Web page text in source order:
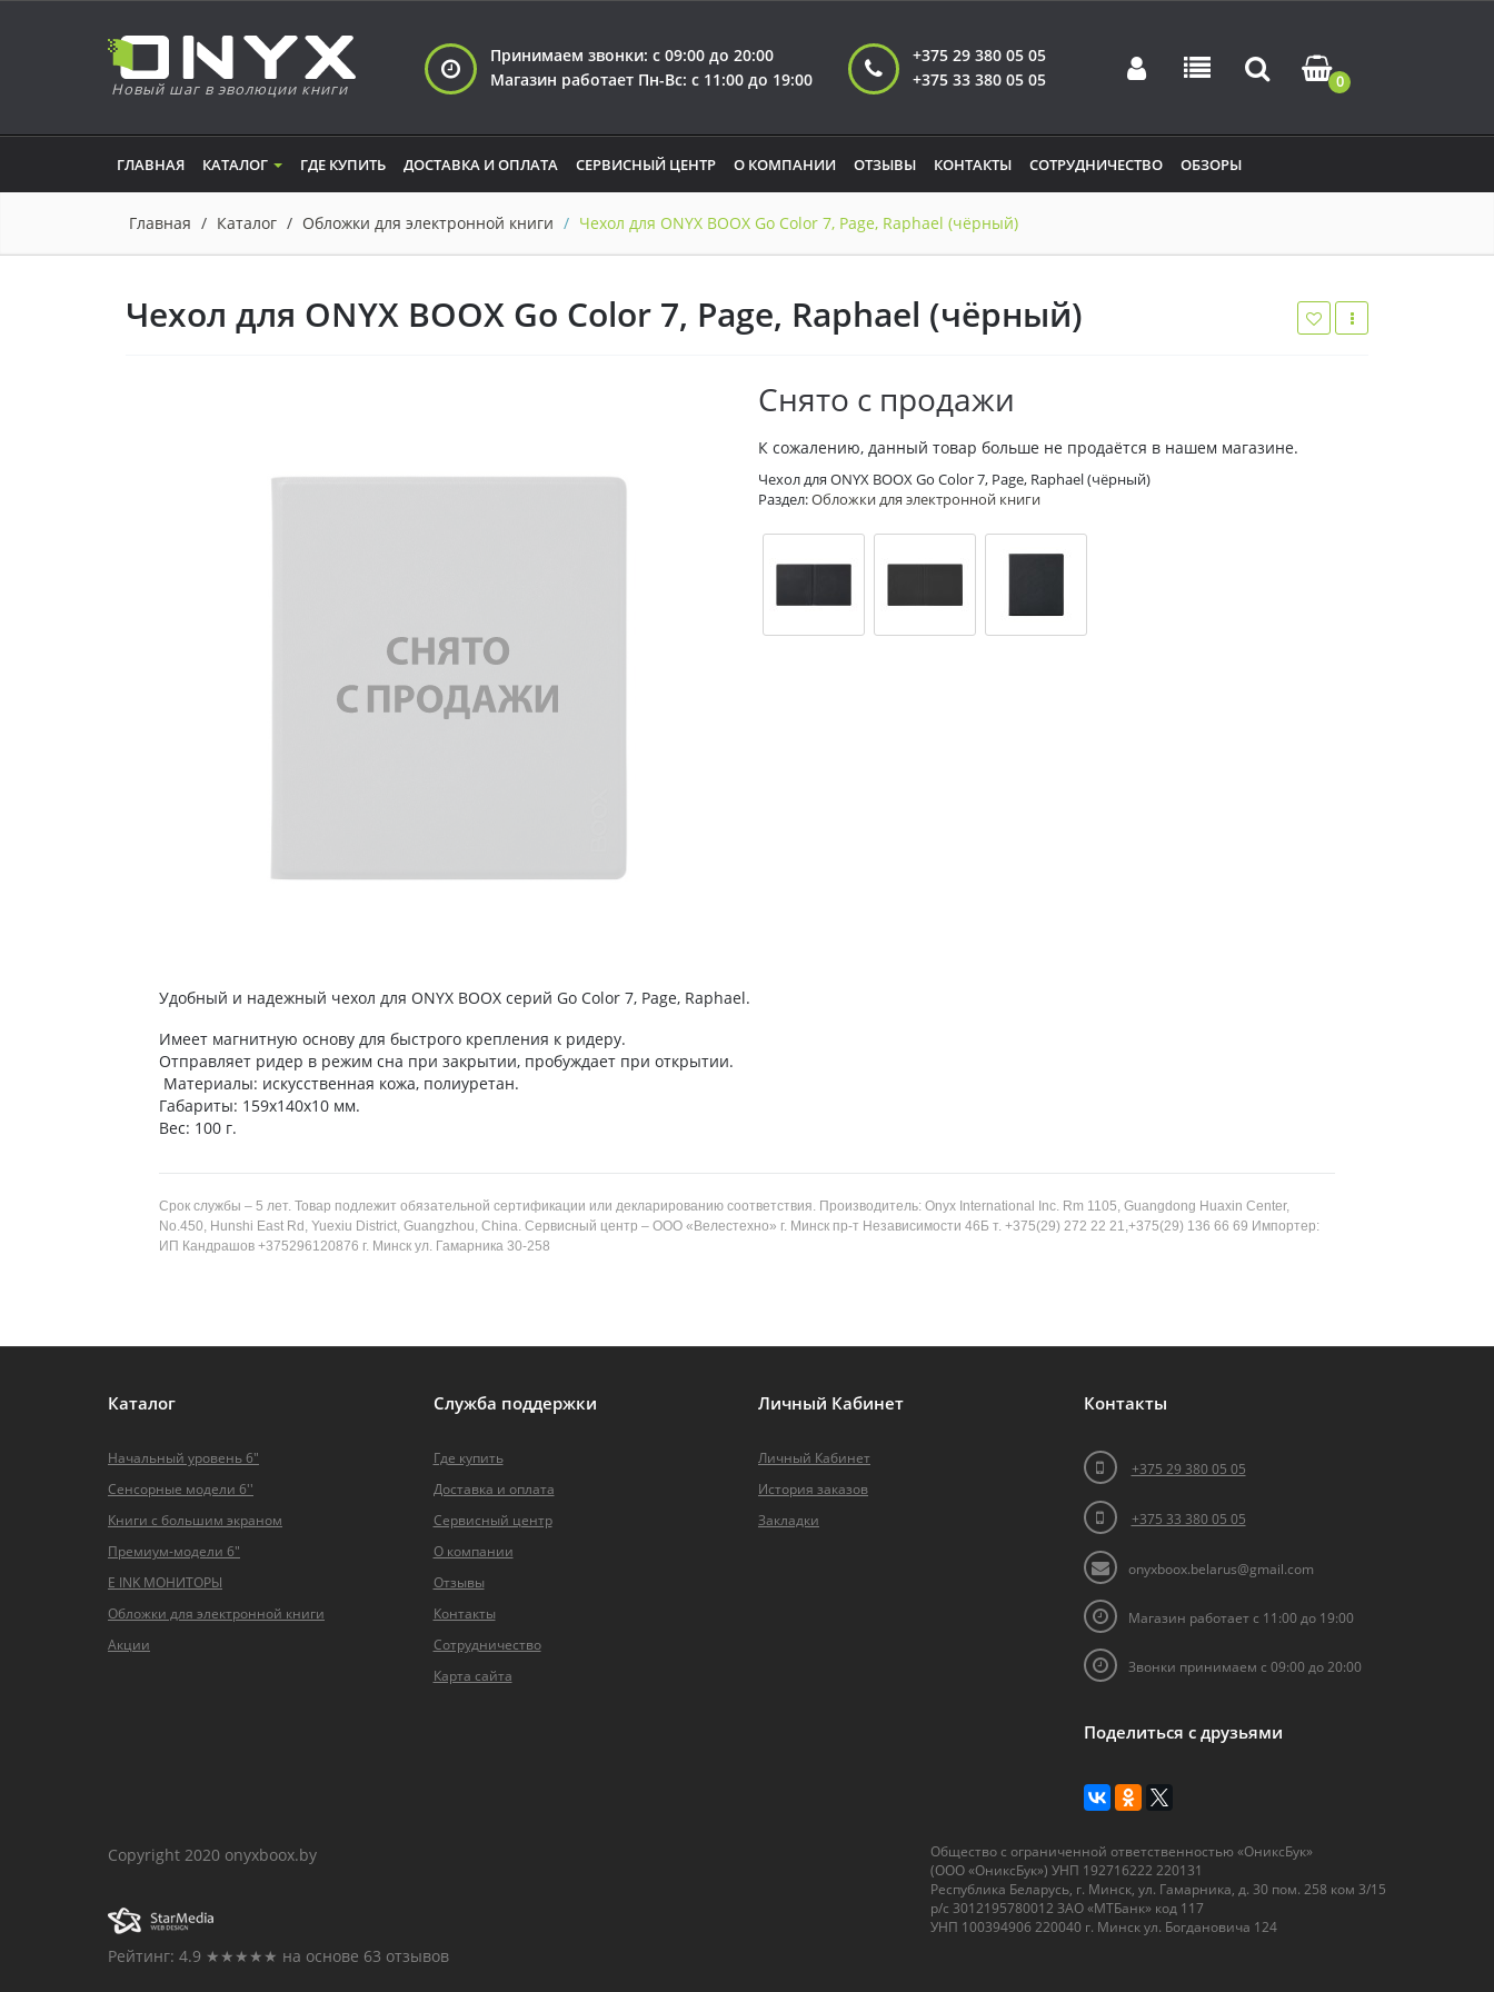
Новый шаг в эволюции книги
Принимаем звонки: с 09:00 до 20:00
Магазин работает Пн-Вc: с 11:00 до 19:00
+375 29 380 05 05
+375 33 380 05 05
0
ГЛАВНАЯ КАТАЛОГ ГДЕ КУПИТЬ ДОСТАВКА И ОПЛАТА СЕРВИСНЫЙ ЦЕНТР О КОМПАНИИ ОТЗЫВЫ КОНТАКТЫ СОТРУДНИЧЕСТВО ОБЗОРЫ
Главная Каталог Обложки для электронной книги Чехол для ONYX BOOX Go Color 7, Page, Raphael (чёрный)
Чехол для ONYX BOOX Go Color 7, Page, Raphael (чёрный)
Снято с продажи
К сожалению, данный товар больше не продаётся в нашем магазине.
Чехол для ONYX BOOX Go Color 7, Page, Raphael (чёрный)
Раздел:Обложки для электронной книги
Удобный и надежный чехол для ONYX BOOX серий Go Color 7, Page, Raphael.
Имеет магнитную основу для быстрого крепления к ридеру.
Отправляет ридер в режим сна при закрытии, пробуждает при открытии.
Материалы: искусственная кожа, полиуретан.
Габариты: 159х140х10 мм.
Вес: 100 г.
Срок службы – 5 лет. Товар подлежит обязательной сертификации или декларированию соответствия. Производитель: Onyx International Inc. Rm 1105, Guangdong Huaxin Center,
No.450, Hunshi East Rd, Yuexiu District, Guangzhou, China. Сервисный центр – ООО «Велестехно» г. Минск пр-т Независимости 46Б т. +375(29) 272 22 21,+375(29) 136 66 69 Импортер:
ИП Кандрашов +375296120876 г. Минск ул. Гамарника 30-258
Каталог
Начальный уровень 6"
Сенсорные модели 6''
Книги с большим экраном
Премиум-модели 6"
E INK МОНИТОРЫ
Обложки для электронной книги
Акции
Служба поддержки
Где купить
Доставка и оплата
Сервисный центр
О компании
Отзывы
Контакты
Сотрудничество
Карта сайта
Личный Кабинет
Личный Кабинет
История заказов
Закладки
Контакты
+375 29 380 05 05
+375 33 380 05 05
onyxboox.belarus@gmail.com
Магазин работает с 11:00 до 19:00
Звонки принимаем с 09:00 до 20:00
Поделиться с друзьями
Copyright 2020 onyxboox.by
Рейтинг: 4.9 ★★★★★ на основе 63 отзывов
Общество с ограниченной ответственностью «ОниксБук»
(ООО «ОниксБук») УНП 192716222 220131
Республика Беларусь, г. Минск, ул. Гамарника, д. 30 пом. 258 ком 3/15
р/с 3012195780012 ЗАО «МТБанк» код 117
УНП 100394906 220040 г. Минск ул. Богдановича 124